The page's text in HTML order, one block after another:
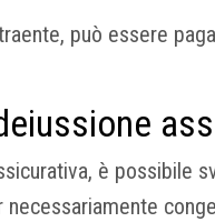
può essere
è possibile